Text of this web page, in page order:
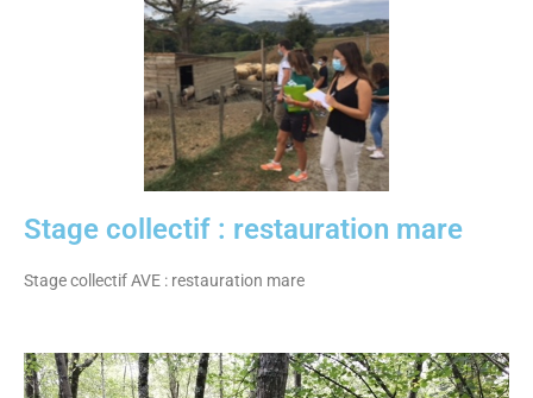
Stage collectif : restauration mare
Stage collectif AVE : restauration mare